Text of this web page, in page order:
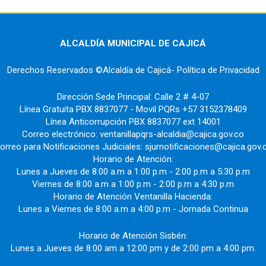
ALCALDÍA MUNICIPAL DE CAJICÁ
Derechos Reservados ©Alcaldía de Cajicá- Política de Privacidad
Dirección Sede Principal: Calle 2 # 4-07
Línea Gratuita PBX 8837077 - Movil PQRs +57 3152378409
Línea Anticorrupción PBX 8837077 ext 14001
Correo electrónico: ventanillapqrs-alcaldia@cajica.gov.co
para Notificaciones Judiciales:
Horario de Atención:
Lunes a Jueves de 8:00 a.m a 1:00 p.m - 2:00 p.m a 5:30 p.m
Viernes de 8:00 a.m a 1:00 p.m - 2:00 p.m a 4:30 p.m
Horario de Atención Ventanilla Hacienda:
Lunes a Viernes de 8:00 a.m a 4:00 p.m - Jornada Continua
Horario de Atención Sisbén:
Lunes a Jueves de 8:00 am a 12:00 pm y de 2:00 pm a 4:00 pm.